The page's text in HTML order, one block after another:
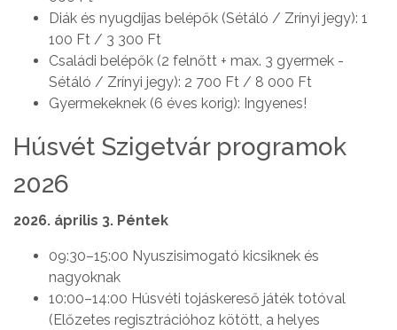
Diák és nyugdíjas belépők (Sétáló / Zrínyi jegy): 1
100 Ft / 3 300 Ft
Családi belépők (2 felnőtt + max. 3 gyermek -
Sétáló / Zrínyi jegy): 2 700 Ft / 8 000 Ft
Gyermekeknek (6 éves korig): Ingyenes!
Húsvét Szigetvár programok
2026
2026. április 3. Péntek
09:30–15:00 Nyuszisimogató kicsiknek és
nagyoknak
10:00–14:00 Húsvéti tojáskereső játék totóval
(Előzetes regisztrációhoz kötött, a helyes